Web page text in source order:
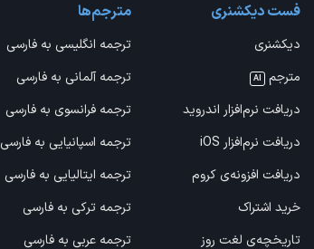
فست دیکشنری
دیکشنری
مترجم
AI
دریافت نرم‌افزار اندروید
دریافت نرم‌افزار iOS
دریافت افزونه‌ی کروم
خرید اشتراک
تاریخچه‌ی لغت روز
مترجم‌ها
ترجمه انگلیسی به فارسی
ترجمه آلمانی به فارسی
ترجمه فرانسوی به فارسی
ترجمه اسپانیایی به فارسی
ترجمه ایتالیایی به فارسی
ترجمه ترکی به فارسی
ترجمه عربی به فارسی